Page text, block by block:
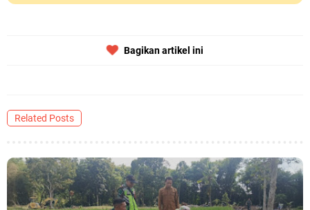
Bagikan artikel ini
Related Posts